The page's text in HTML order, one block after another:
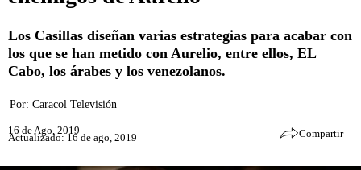
Los Casillas diseñan varias estrategias para acabar con
los que se han metido con Aurelio, entre ellos, EL
Cabo, los árabes y los venezolanos.
Por: Caracol Televisión
16 de Ago, 2019
Actualizado: 16 de ago, 2019 Compartir